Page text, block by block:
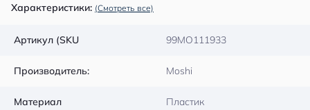
Характеристики: (Смотреть все)
Артикул (SKU 99MO111933
Производитель: Moshi
Материал Пластик